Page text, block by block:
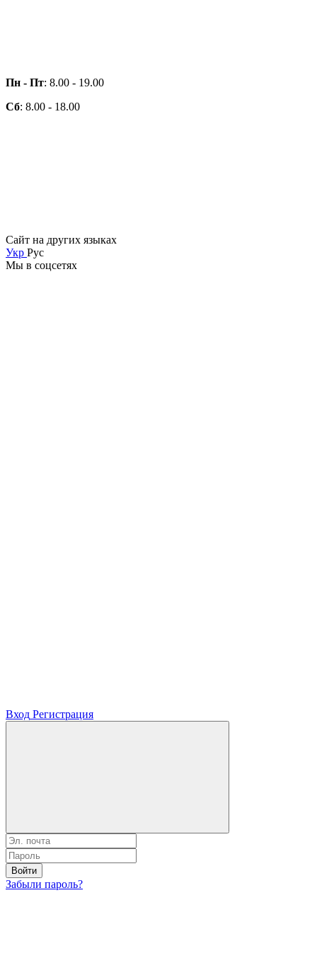
Пн - Пт: 8.00 - 19.00
Сб: 8.00 - 18.00
Сайт на других языках
Укр Рус
Мы в соцсетях
Вход Регистрация
Войти
Забыли пароль?